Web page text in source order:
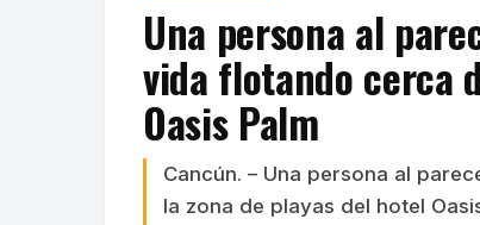
Una persona al
vida flotando cerca
Oasis Palm
Cancún. – Una persona al
la zona de playas del hotel